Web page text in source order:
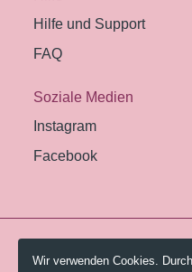
Hilfe und Support
FAQ
Soziale Medien
Instagram
Facebook
© 2026 Pestalozzi-
Wir verwenden Cookies.